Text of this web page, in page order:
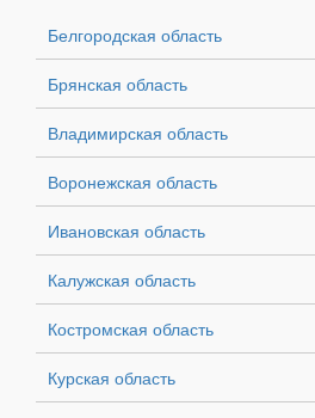
Белгородская область
Брянская область
Владимирская область
Воронежская область
Ивановская область
Калужская область
Костромская область
Курская область